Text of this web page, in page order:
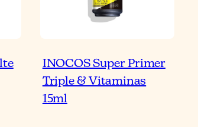
INOCOS Super Primer
Triple & Vitaminas
15ml